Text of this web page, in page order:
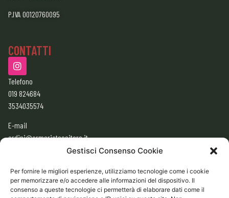
Gestisci Consenso Cookie
Per fornire le migliori esperienze, utilizziamo tecnologie come i cookie
per memorizzare e/o accedere alle informazioni del dispositivo. Il
consenso a queste tecnologie ci permetterà di elaborare dati come il
P.IVA 00120760095
CONTATTI
Telefono
019 824684
3534035574
E-mail
ordini@armeriatessitore.it
armeriatessitore@gmail.com
ORARI